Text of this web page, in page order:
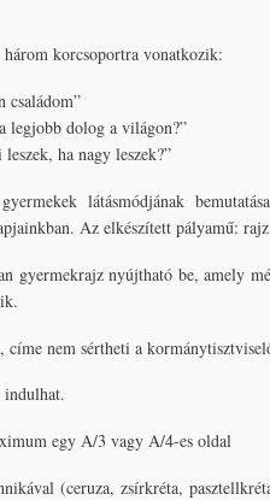
korcsoportra vonatkozik:
családom”
legjobb dolog a világon?”
ha nagy leszek?”
látásmódjának
Az elkészített pályamű:
gyermekrajz nyújtható be, amely
címe nem sértheti a
indulhat.
egy A/3 vagy A/4-es oldal
(ceruza, zsírkréta,